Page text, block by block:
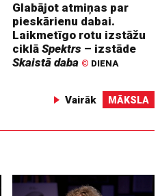
Glabājot atmiņas par
pieskārienu dabai.
Laikmetīgo rotu izstāžu
ciklāSpektrs – izstāde
Skaistā daba © DIENA
Vairāk MĀKSLA